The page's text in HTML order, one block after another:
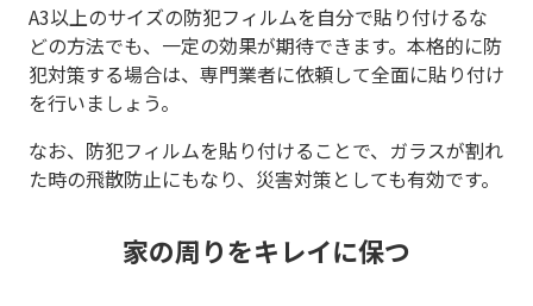
A3以上のサイズの防犯フィルムを自分で貼り付けるな
どの方法でも、一定の効果が期待できます。本格的に防
犯対策する場合は、専門業者に依頼して全面に貼り付け
を行いましょう。
なお、防犯フィルムを貼り付けることで、ガラスが割れ
た時の飛散防止にもなり、災害対策としても有効です。
家の周りをキレイに保つ